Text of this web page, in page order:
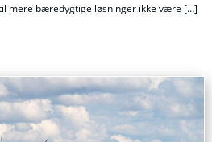
mere bæredygtige løsninger ikke være […]